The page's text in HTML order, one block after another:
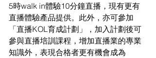
5時walk in體驗10分鐘直播，現有更有
直播體驗產品提供。此外，亦可參加
「直播KOL育成計劃」，加入計劃後可
參與直播培訓課程，增加直播業的專業
知識外，表現合格者更有機會成為